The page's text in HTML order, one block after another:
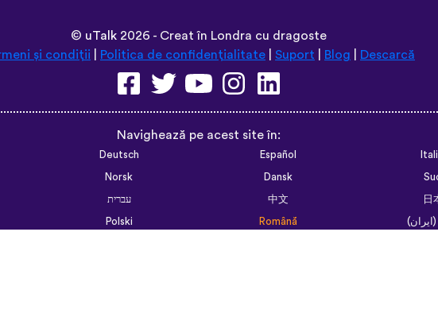
and I’m grateful that you don’t have to pay to access all
some apps. However, I love this app so much that I
that just for the extra features! Thanks
lexogenous
App Store